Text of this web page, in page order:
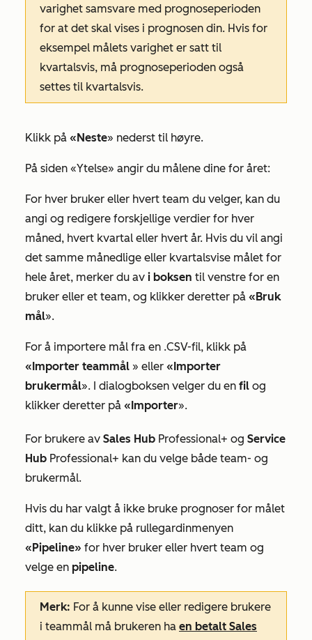
varighet samsvare med prognoseperioden
for at det skal vises i prognosen din. Hvis for
eksempel målets varighet er satt til
kvartalsvis, må prognoseperioden også
settes til kvartalsvis.
Klikk på «Neste» nederst til høyre.
På siden «Ytelse» angir du målene dine for året:
For hver bruker eller hvert team du velger, kan du
angi og redigere forskjellige verdier for hver
måned, hvert kvartal eller hvert år. Hvis du vil angi
det samme månedlige eller kvartalsvise målet for
hele året, merker du av i boksen til venstre for en
bruker eller et team, og klikker deretter på «Bruk
mål».
For å importere mål fra en .CSV-fil, klikk på
«Importer teammål » eller «Importer
brukermål». I dialogboksen velger du en fil og
klikker deretter på «Importer».
For brukere av Sales Hub Professional+ og Service
Hub Professional+ kan du velge både team- og
brukermål.
Hvis du har valgt å ikke bruke prognoser for målet
ditt, kan du klikke på rullegardinmenyen
«Pipeline» for hver bruker eller hvert team og
velge en pipeline.
Merk: For å kunne vise eller redigere brukere
i teammål må brukeren ha en betalt Sales